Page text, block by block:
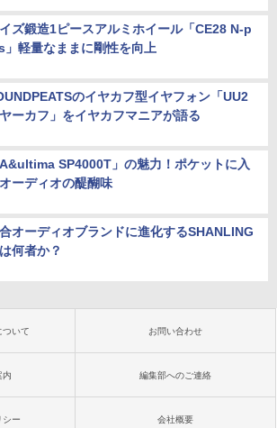
ズ鍛造1ピースアルミホイール「CE28 N-p
」軽量なままに剛性を向上
のイヤカフ型イヤフォン「UU2
ーカフ」をイヤカフマニアが語る
A&ultima SP4000T」の魅力！ポケットに入
ーディオの醍醐味
オーディオブランドに進化するSHANLING
何者か？
ついて お問い合わせ
内 編集部へのご連絡
シー 会社概要